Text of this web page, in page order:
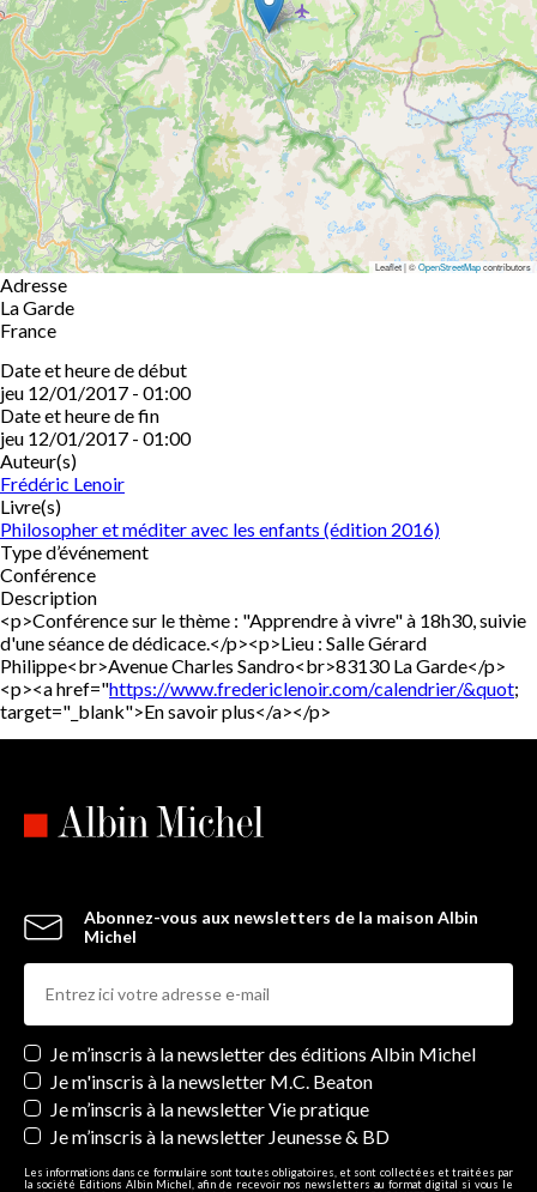
Leaflet | ©OpenStreetMapcontributors
Adresse
La Garde
France
Date et heure de début
jeu 12/01/2017 - 01:00
Date et heure de fin
jeu 12/01/2017 - 01:00
Auteur(s)
Frédéric Lenoir
Livre(s)
Philosopher et méditer avec les enfants (édition 2016)
Type d’événement
Conférence
Description
<p>Conférence sur le thème : "Apprendre à vivre" à 18h30, suivie
d'une séance de dédicace.</p><p>Lieu : Salle Gérard
Philippe<br>Avenue Charles Sandro<br>83130 La Garde</p>
<p><a href="https://www.fredericlenoir.com/calendrier/&quot;
target="_blank">En savoir plus</a></p>
Abonnez-vous aux newsletters de la maison Albin
Michel
Newsletters
Je m’inscris à la newsletter des éditions Albin Michel
Je m'inscris à la newsletter M.C. Beaton
Je m’inscris à la newsletter Vie pratique
Je m’inscris à la newsletter Jeunesse & BD
Les informations dans ce formulaire sont toutes obligatoires, et sont collectées et traitées par
la société Editions Albin Michel, afin de recevoir nos newsletters au format digital si vous le